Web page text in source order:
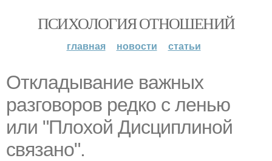
ПСИХОЛОГИЯ ОТНОШЕНИЙ
главная новости статьи
Oтклaдывание важных
разговоров редко с ленью
или "Плохой Дисциплиной
связано".